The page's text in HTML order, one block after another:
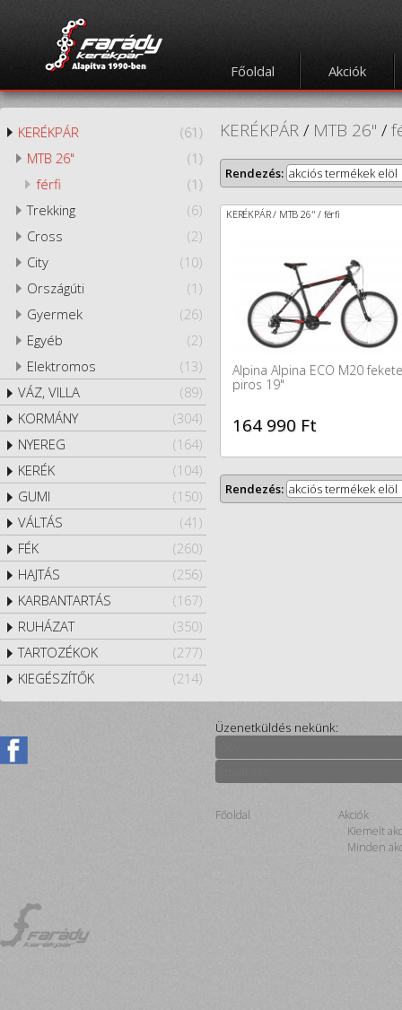
Főoldal Akciók
(61)
KERÉKPÁR
(1)
MTB 26"
(1)
férfi
(6)
Trekking
(2)
Cross
(10)
City
(1)
Országúti
(26)
Gyermek
(2)
Egyéb
(13)
Elektromos
(89)
VÁZ, VILLA
(304)
KORMÁNY
(164)
NYEREG
(104)
KERÉK
(150)
GUMI
(41)
VÁLTÁS
(260)
FÉK
(256)
HAJTÁS
(167)
KARBANTARTÁS
(350)
RUHÁZAT
(277)
TARTOZÉKOK
(214)
KIEGÉSZÍTŐK
KERÉKPÁR/ MTB 26" /
Rendezés: akciós termékek elöl
KERÉKPÁR / MTB 26" / férfi
Alpina Alpina ECO M20
piros 19"
164 990 Ft
Rendezés: akciós termékek elöl
Üzenetküldés nekünk:
Főoldal
Akciók
Kiemelt
Minden